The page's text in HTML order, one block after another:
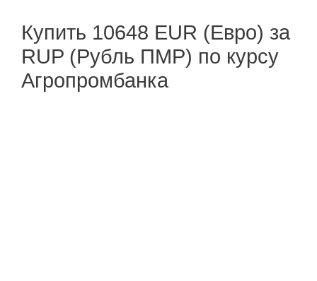
Купить 10648 EUR (Евро) за
RUP (Рубль ПМР) по курсу
Агропромбанка